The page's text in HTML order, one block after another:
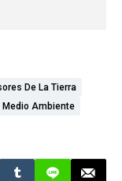
De La Tierra
Medio Ambiente